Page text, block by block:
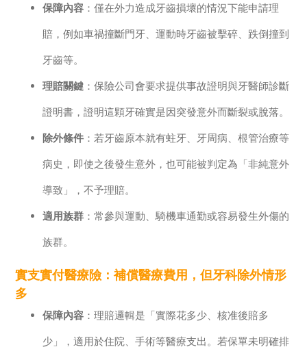
保障內容 ：僅在外力造成牙齒損壞的情況下能申請理
賠，例如車禍撞斷門牙、運動時牙齒被擊碎、跌倒撞到
牙齒等。
理賠關鍵 ：保險公司會要求提供事故證明與牙醫師診斷
證明書，證明這顆牙確實是因突發意外而斷裂或脫落。
除外條件 ：若牙齒原本就有蛀牙、牙周病、根管治療等
病史，即使之後發生意外，也可能被判定為「非純意外
導致」，不予理賠。
適用族群 ：常參與運動、騎機車通勤或容易發生外傷的
族群。
實支實付醫療險：補償醫療費用，但牙科除外情形
多
保障內容 ：理賠邏輯是「實際花多少、核准後賠多
少」，適用於住院、手術等醫療支出。若保單未明確排